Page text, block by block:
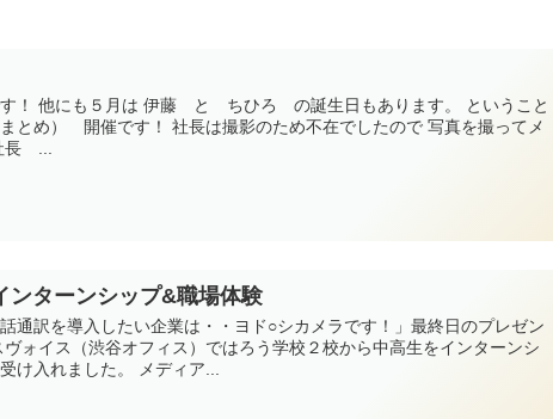
！ 他にも５月は 伊藤 と ちひろ の誕生日もあります。 ということ
とめ） 開催です！ 社長は撮影のため不在でしたので 写真を撮ってメ
長 ...
ンターンシップ&職場体験
話通訳を導入したい企業は・・ヨド○シカメラです！」最終日のプレゼン
ォイス（渋谷オフィス）ではろう学校２校から中高生をインターンシ
け入れました。 メディア...